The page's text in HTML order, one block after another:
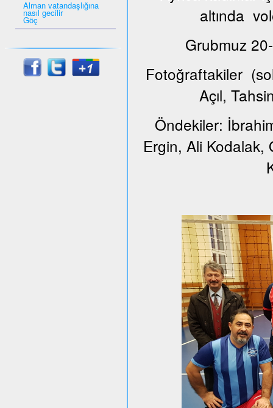
Alman vatandaşlığına
nasıl gecilir
Göç
altında
Grubmuz
Fotoğraftakiler
Açıl,
Öndekiler:
Ergin, Ali Kodalak,